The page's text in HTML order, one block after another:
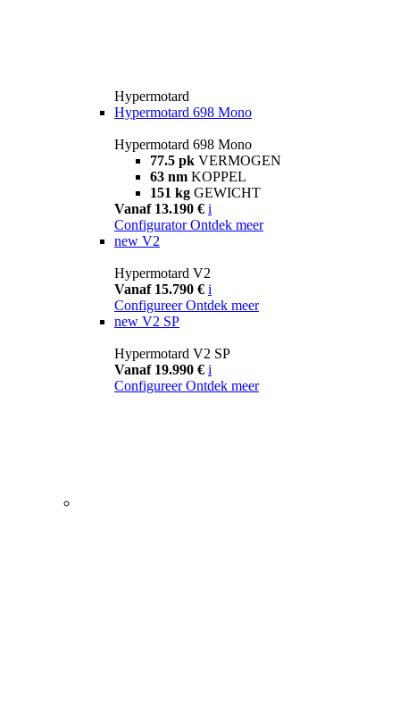
Hypermotard
Hypermotard 698 Mono
Hypermotard 698 Mono
77.5 pk VERMOGEN
63 nm KOPPEL
151 kg GEWICHT
Vanaf 13.190 € i
Configurator Ontdek meer
new V2
Hypermotard V2
Vanaf 15.790 € i
Configureer Ontdek meer
new V2 SP
Hypermotard V2 SP
Vanaf 19.990 € i
Configureer Ontdek meer